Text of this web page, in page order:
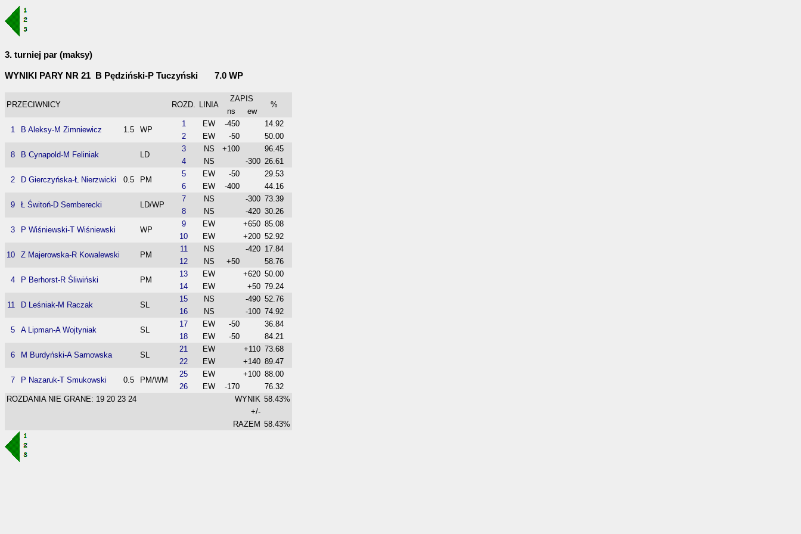
3. turniej par (maksy)
WYNIKI PARY NR 21 B Pędziński-P Tuczyński 7.0 WP
PRZECIWNICY ROZD. LINIA
ZAPIS
%
ns ew
1 B Aleksy-M Zimniewicz 1.5 WP
1 EW -450
14.92
2
EW -50 50.00
8 B Cynapold-M Feliniak LD
3 NS +100
96.45
4
NS -300 26.61
2 D Gierczyńska-Ł Nierzwicki 0.5 PM
5 EW -50
29.53
6
EW -400 44.16
9 Ł Świtoń-D Semberecki LD/WP
7 NS -300 73.39
8
NS -420 30.26
3 P Wiśniewski-T Wiśniewski WP
9 EW +650 85.08
10
EW +200 52.92
10 Z Majerowska-R Kowalewski PM
11 NS -420 17.84
12
NS +50 58.76
4 P Berhorst-R Śliwiński PM
13 EW +620 50.00
14
EW +50 79.24
11 D Leśniak-M Raczak SL
15 NS -490 52.76
16
NS -100 74.92
5 A Lipman-A Wojtyniak SL
17 EW -50
36.84
18
EW -50 84.21
6 M Burdyński-A Sarnowska SL
21 EW +110 73.68
22
EW +140 89.47
7 P Nazaruk-T Smukowski 0.5 PM/WM
25 EW +100 88.00
26
EW -170
76.32
ROZDANIA NIE GRANE: 19 20 23 24
WYNIK 58.43%
+/-
RAZEM 58.43%